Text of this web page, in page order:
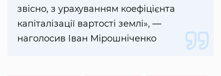
звісно, з урахуванням коефіцієнта
капіталізації вартості землі», —
наголосив Іван Мірошніченко